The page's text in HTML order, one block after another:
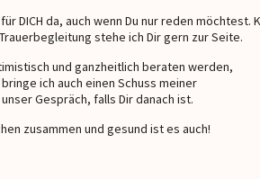
In jeder schwierigen Situation
geholfen und immer Recht gehabt.
Ich kenne
als Serina!!!
DICH da, auch wenn Du nur reden
stehe ich Dir gern zur Seite.
und ganzheitlich beraten werden,
bringe ich auch einen Schuss meiner
Gespräch, falls Dir danach ist.
zusammen und gesund ist es auch!